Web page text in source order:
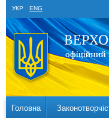
УКР ENG
Головна